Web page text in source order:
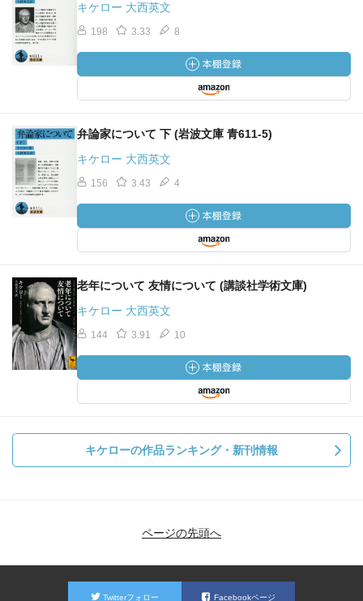
キケロー 大西英文
198 3.33 8
弁論家について 下 (岩波文庫 青611-5)
キケロー 大西英文
156 3.43 4
老年について 友情について (講談社学術文庫)
キケロー 大西英文
144 3.91 10
キケローの作品ランキング・新刊情報
ページの先頭へ
Twitterフォロー Facebookページ